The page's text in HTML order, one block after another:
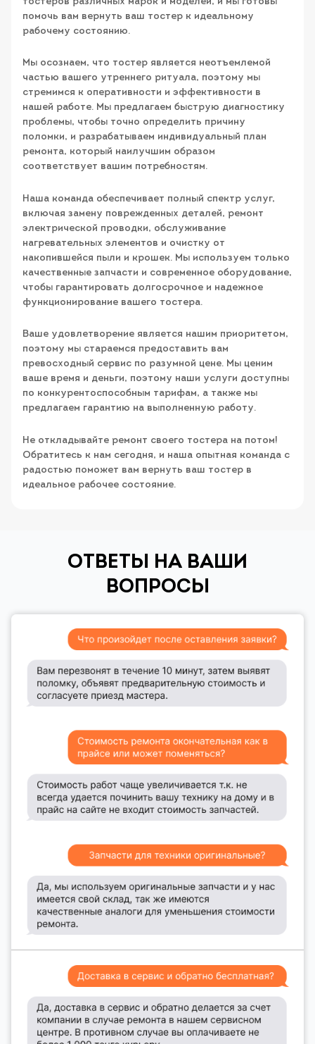
помочь вам вернуть ваш тостер к идеальному
рабочему состоянию.
Мы осознаем, что тостер является неотъемлемой
частью вашего утреннего ритуала, поэтому мы
стремимся к оперативности и эффективности в
нашей работе. Мы предлагаем быструю диагностику
проблемы, чтобы точно определить причину
поломки, и разрабатываем индивидуальный план
ремонта, который наилучшим образом
соответствует вашим потребностям.
Наша команда обеспечивает полный спектр услуг,
включая замену поврежденных деталей, ремонт
электрической проводки, обслуживание
нагревательных элементов и очистку от
накопившейся пыли и крошек. Мы используем только
качественные запчасти и современное оборудование,
чтобы гарантировать долгосрочное и надежное
функционирование вашего тостера.
Ваше удовлетворение является нашим приоритетом,
поэтому мы стараемся предоставить вам
превосходный сервис по разумной цене. Мы ценим
ваше время и деньги, поэтому наши услуги доступны
по конкурентоспособным тарифам, а также мы
предлагаем гарантию на выполненную работу.
Не откладывайте ремонт своего тостера на потом!
Обратитесь к нам сегодня, и наша опытная команда с
радостью поможет вам вернуть ваш тостер в
идеальное рабочее состояние.
ОТВЕТЫ НА ВАШИ
ВОПРОСЫ